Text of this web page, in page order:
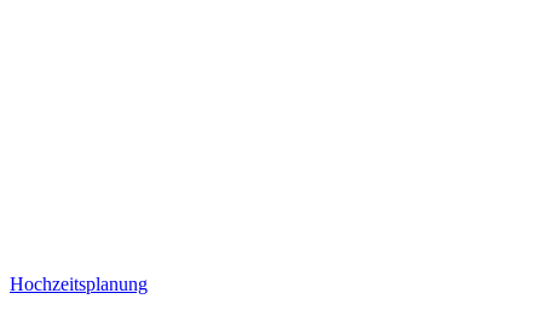
Hochzeitsplanung